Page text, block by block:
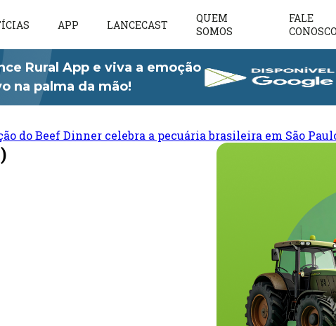
APP LANCECAST
QUEM
SOMOS
FALE
CONOSCO
Rural App e viva a emoção
na palma da mão!
do Beef Dinner celebra a pecuária brasileira em São